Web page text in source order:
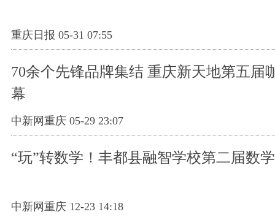
重庆日报 05-31 07:55
70余个先锋品牌集结 重庆新天地第五届
幕
中新网重庆 05-29 23:07
“玩”转数学！丰都县融智学校第二届数
中新网重庆 12-23 14:18